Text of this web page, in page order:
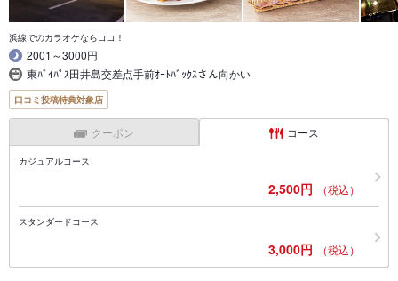
浜線でのカラオケならココ！
2001～3000円
東ﾊﾞｲﾊﾟｽ田井島交差点手前ｵｰﾄﾊﾞｯｸｽさん向かい
口コミ投稿特典対象店
クーポン コース
カジュアルコース
2,500円 （税込）
スタンダードコース
3,000円 （税込）